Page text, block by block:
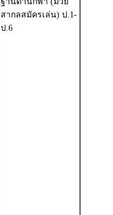
สากลสมัครเล่น) ป.1-
ป.6